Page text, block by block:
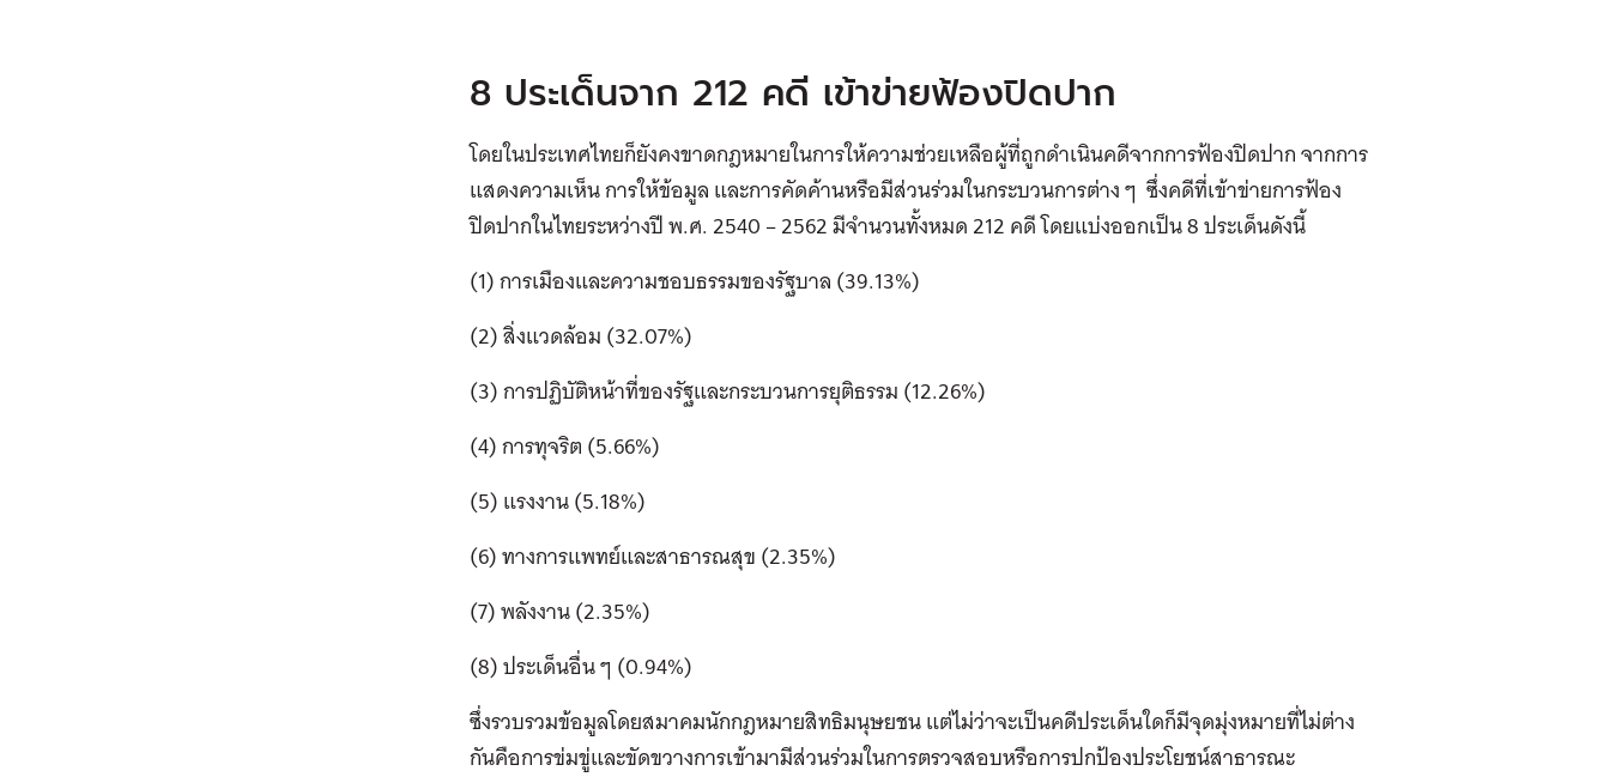
8 ประเด็นจาก 212 คดี เข้าข่ายฟ้องปิดปาก
โดยในประเทศไทยก็ยังคงขาดกฎหมายในการให้ความช่วยเหลือผู้ที่ถูกดำเนินคดีจากการฟ้องปิดปาก จากการ
แสดงความเห็น การให้ข้อมูล และการคัดค้านหรือมีส่วนร่วมในกระบวนการต่าง ๆ ซึ่งคดีที่เข้าข่ายการฟ้อง
ปิดปากในไทยระหว่างปี พ.ศ. 2540 – 2562 มีจำนวนทั้งหมด 212 คดี โดยแบ่งออกเป็น 8 ประเด็นดังนี้
(1) การเมืองและความชอบธรรมของรัฐบาล (39.13%)
(2) สิ่งแวดล้อม (32.07%)
(3) การปฏิบัติหน้าที่ของรัฐและกระบวนการยุติธรรม (12.26%)
(4) การทุจริต (5.66%)
(5) แรงงาน (5.18%)
(6) ทางการแพทย์และสาธารณสุข (2.35%)
(7) พลังงาน (2.35%)
(8) ประเด็นอื่น ๆ (0.94%)
ซึ่งรวบรวมข้อมูลโดยสมาคมนักกฎหมายสิทธิมนุษยชน แต่ไม่ว่าจะเป็นคดีประเด็นใดก็มีจุดมุ่งหมายที่ไม่ต่าง
กันคือการข่มขู่และขัดขวางการเข้ามามีส่วนร่วมในการตรวจสอบหรือการปกป้องประโยชน์สาธารณะ